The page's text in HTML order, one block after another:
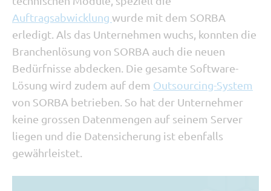
Auftragsabwicklung wurde mit dem SORBA
erledigt. Als das Unternehmen wuchs, konnten die
Branchenlösung von SORBA auch die neuen
Bedürfnisse abdecken. Die gesamte Software-
Lösung wird zudem auf dem Outsourcing-System
von SORBA betrieben. So hat der Unternehmer
keine grossen Datenmengen auf seinem Server
liegen und die Datensicherung ist ebenfalls
gewährleistet.